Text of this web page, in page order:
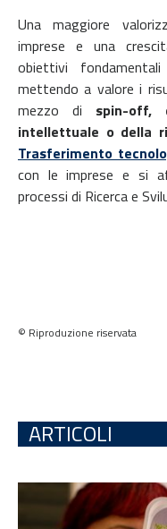
Una maggiore
imprese e una
obiettivi
mettendo a valore i
mezzo di spin-off,
intellettuale o della
Trasferimento
con le imprese e si
processi di Ricerca e
© Riproduzione riservata
ARTICOLI